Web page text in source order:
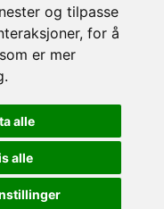
og tilpasse
, for å
er mer
.
alle
alle